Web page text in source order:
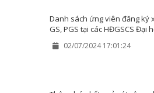
Danh sách ứng viên đăng ký
GS, PGS tại các HĐGSCS Đại
02/07/2024 17:01:24